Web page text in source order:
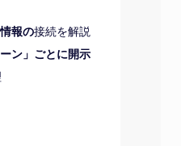
報の接続を解説
ン」ごとに開示